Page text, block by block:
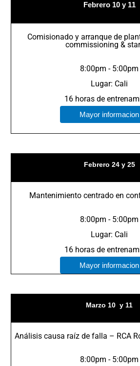
Febrero 10 y 11
Comisionado y arranque de
commissioning &
8:00pm - 5:00pm
Lugar: Cali
16 horas de
Mayor informacion
Febrero 24 y 25
Mantenimiento centrado en
8:00pm - 5:00pm
Lugar: Cali
16 horas de
Mayor informacion
Marzo 10 y 11
Análisis causa raíz de falla – RCA
8:00pm - 5:00pm